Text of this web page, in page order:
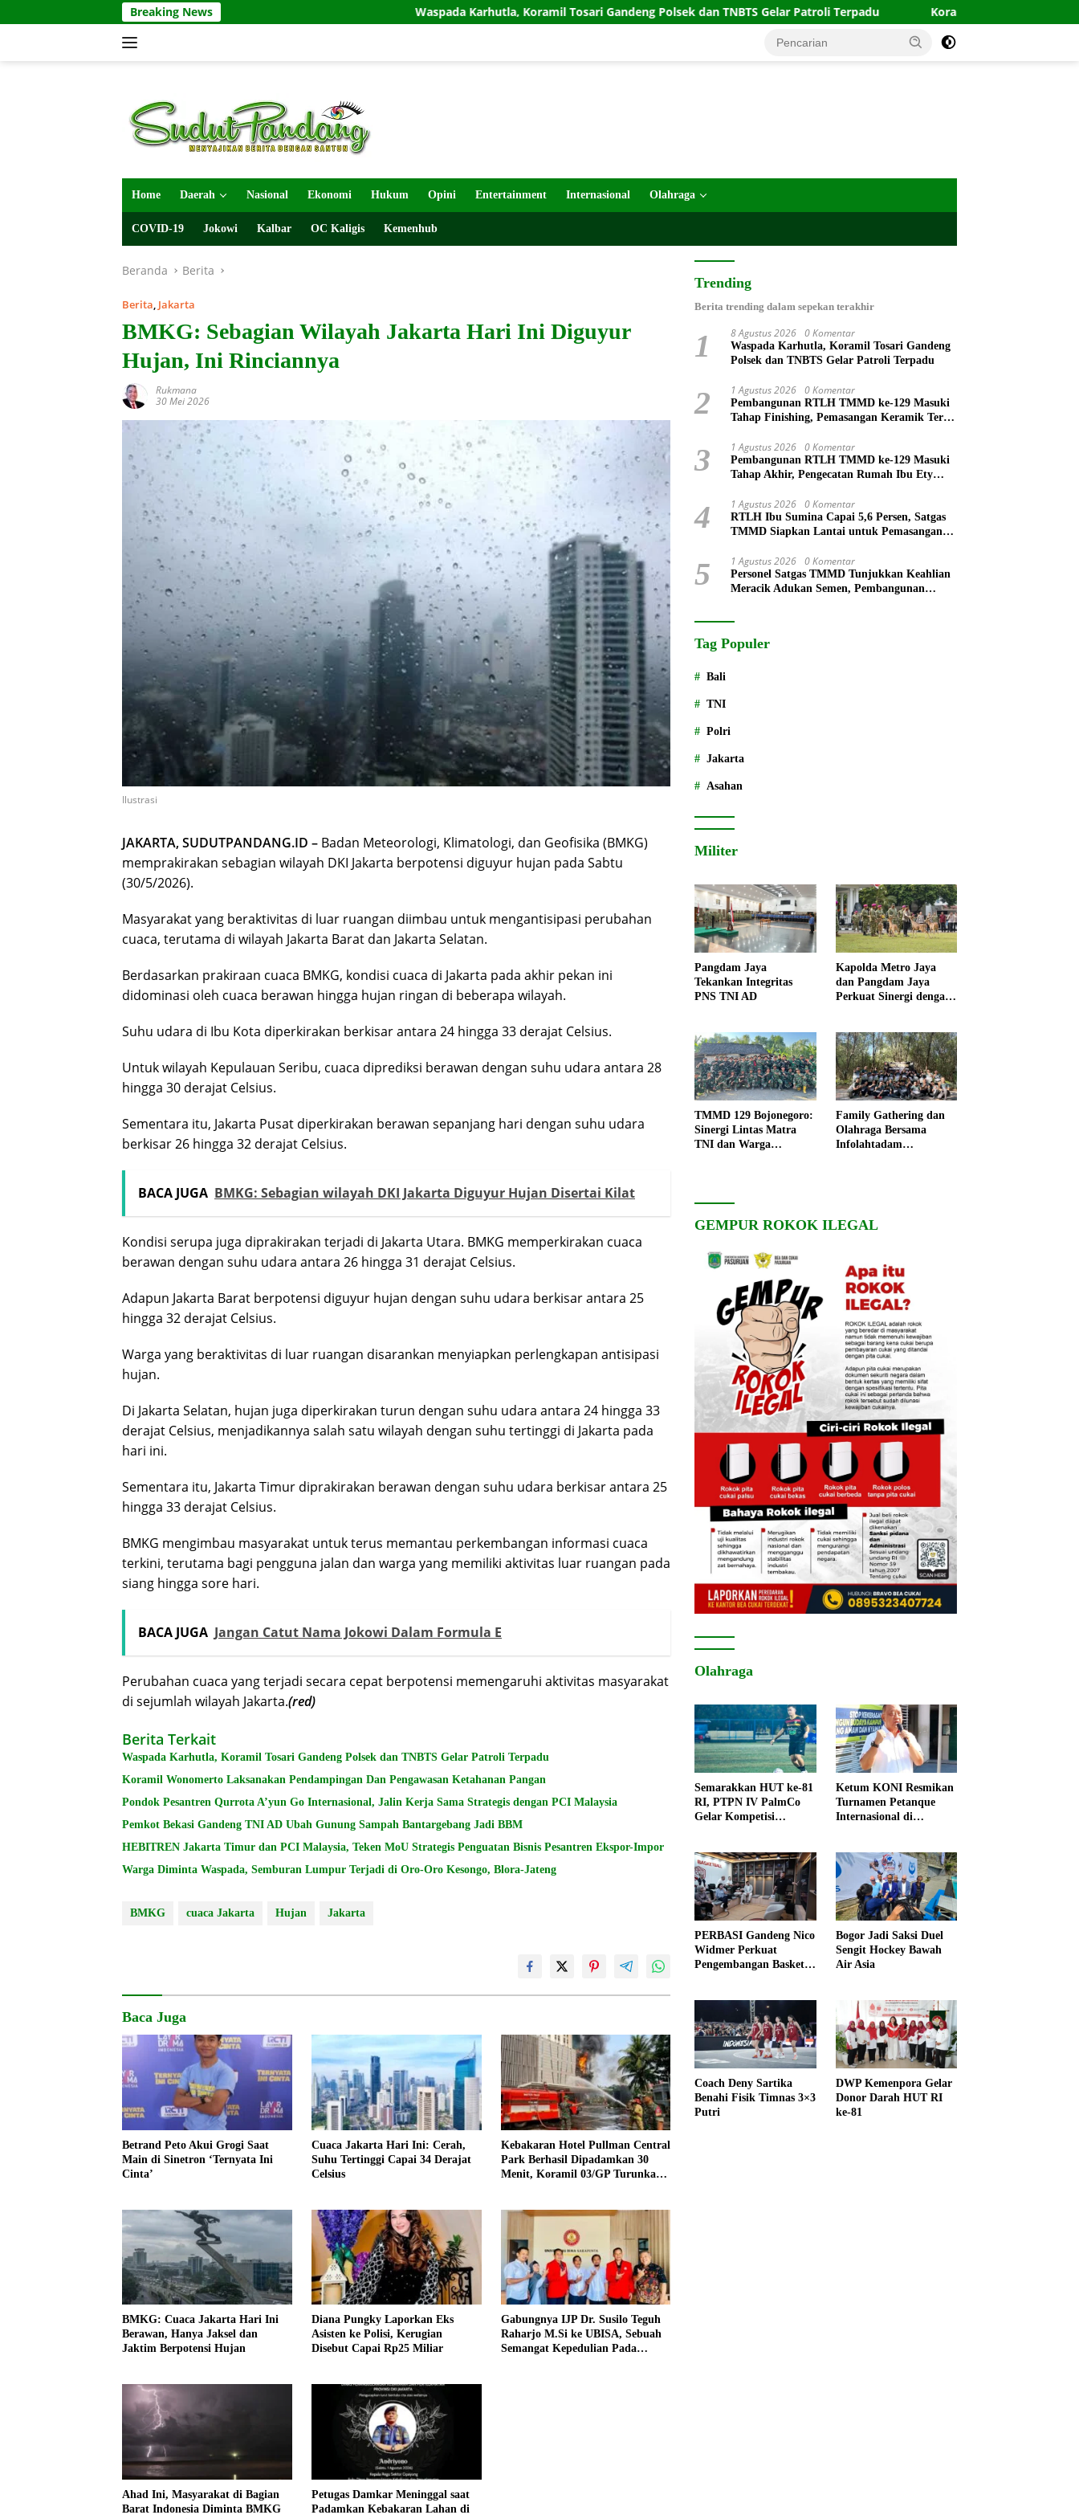
ke
Breaking News Waspada Karhutla, Koramil Tosari Gandeng Polsek dan TNBTS Gelar Patroli Terpadu Koramil Wonomerto Laksanakan
Home Daerah Nasional Ekonomi Hukum Opini Entertainment Internasional Olahraga
COVID-19 Jokowi Kalbar OC Kaligis Kemenhub
Beranda Berita
Berita, Jakarta
BMKG: Sebagian Wilayah Jakarta Hari Ini Diguyur
Hujan, Ini Rinciannya
Rukmana
30 Mei 2026
Ilustrasi
JAKARTA, SUDUTPANDANG.ID – Badan Meteorologi, Klimatologi, dan Geofisika (BMKG)
memprakirakan sebagian wilayah DKI Jakarta berpotensi diguyur hujan pada Sabtu
(30/5/2026).
Masyarakat yang beraktivitas di luar ruangan diimbau untuk mengantisipasi perubahan
cuaca, terutama di wilayah Jakarta Barat dan Jakarta Selatan.
Berdasarkan prakiraan cuaca BMKG, kondisi cuaca di Jakarta pada akhir pekan ini
didominasi oleh cuaca berawan hingga hujan ringan di beberapa wilayah.
Suhu udara di Ibu Kota diperkirakan berkisar antara 24 hingga 33 derajat Celsius.
Untuk wilayah Kepulauan Seribu, cuaca diprediksi berawan dengan suhu udara antara 28
hingga 30 derajat Celsius.
Sementara itu, Jakarta Pusat diperkirakan berawan sepanjang hari dengan suhu udara
berkisar 26 hingga 32 derajat Celsius.
BACA JUGA BMKG: Sebagian wilayah DKI Jakarta Diguyur Hujan Disertai Kilat
Kondisi serupa juga diprakirakan terjadi di Jakarta Utara. BMKG memperkirakan cuaca
berawan dengan suhu udara antara 26 hingga 31 derajat Celsius.
Adapun Jakarta Barat berpotensi diguyur hujan dengan suhu udara berkisar antara 25
hingga 32 derajat Celsius.
Warga yang beraktivitas di luar ruangan disarankan menyiapkan perlengkapan antisipasi
hujan.
Di Jakarta Selatan, hujan juga diperkirakan turun dengan suhu udara antara 24 hingga 33
derajat Celsius, menjadikannya salah satu wilayah dengan suhu tertinggi di Jakarta pada
hari ini.
Sementara itu, Jakarta Timur diprakirakan berawan dengan suhu udara berkisar antara 25
hingga 33 derajat Celsius.
BMKG mengimbau masyarakat untuk terus memantau perkembangan informasi cuaca
terkini, terutama bagi pengguna jalan dan warga yang memiliki aktivitas luar ruangan pada
siang hingga sore hari.
BACA JUGA Jangan Catut Nama Jokowi Dalam Formula E
Perubahan cuaca yang terjadi secara cepat berpotensi memengaruhi aktivitas masyarakat
di sejumlah wilayah Jakarta.(red)
Berita Terkait
Waspada Karhutla, Koramil Tosari Gandeng Polsek dan TNBTS Gelar Patroli Terpadu
Koramil Wonomerto Laksanakan Pendampingan Dan Pengawasan Ketahanan Pangan
Pondok Pesantren Qurrota A’yun Go Internasional, Jalin Kerja Sama Strategis dengan PCI Malaysia
Pemkot Bekasi Gandeng TNI AD Ubah Gunung Sampah Bantargebang Jadi BBM
HEBITREN Jakarta Timur dan PCI Malaysia, Teken MoU Strategis Penguatan Bisnis Pesantren Ekspor-Impor
Warga Diminta Waspada, Semburan Lumpur Terjadi di Oro-Oro Kesongo, Blora-Jateng
BMKG cuaca Jakarta Hujan Jakarta
Baca Juga
Betrand Peto Akui Grogi Saat
Main di Sinetron ‘Ternyata Ini
Cinta’
Cuaca Jakarta Hari Ini: Cerah,
Suhu Tertinggi Capai 34 Derajat
Celsius
Kebakaran Hotel Pullman Central
Park Berhasil Dipadamkan 30
Menit, Koramil 03/GP Turunkan
BMKG: Cuaca Jakarta Hari Ini
Berawan, Hanya Jaksel dan
Jaktim Berpotensi Hujan
Diana Pungky Laporkan Eks
Asisten ke Polisi, Kerugian
Disebut Capai Rp25 Miliar
Gabungnya IJP Dr. Susilo Teguh
Raharjo M.Si ke UBISA, Sebuah
Semangat Kepedulian Pada
Ahad Ini, Masyarakat di Bagian
Barat Indonesia Diminta BMKG
Petugas Damkar Meninggal saat
Padamkan Kebakaran Lahan di
Trending
Berita trending dalam sepekan terakhir
1 8 Agustus 2026 0 Komentar
Waspada Karhutla, Koramil Tosari Gandeng
Polsek dan TNBTS Gelar Patroli Terpadu
2 1 Agustus 2026 0 Komentar
Pembangunan RTLH TMMD ke-129 Masuki
Tahap Finishing, Pemasangan Keramik Terus
3 1 Agustus 2026 0 Komentar
Pembangunan RTLH TMMD ke-129 Masuki
Tahap Akhir, Pengecatan Rumah Ibu Ety
4 1 Agustus 2026 0 Komentar
RTLH Ibu Sumina Capai 5,6 Persen, Satgas
TMMD Siapkan Lantai untuk Pemasangan
5 1 Agustus 2026 0 Komentar
Personel Satgas TMMD Tunjukkan Keahlian
Meracik Adukan Semen, Pembangunan
Tag Populer
Bali
TNI
Polri
Jakarta
Asahan
Militer
Pangdam Jaya
Tekankan Integritas
PNS TNI AD
Kapolda Metro Jaya
dan Pangdam Jaya
Perkuat Sinergi dengan
TMMD 129 Bojonegoro:
Sinergi Lintas Matra
TNI dan Warga
Family Gathering dan
Olahraga Bersama
Infolahtadam
GEMPUR ROKOK ILEGAL
Olahraga
Semarakkan HUT ke-81
RI, PTPN IV PalmCo
Gelar Kompetisi
Ketum KONI Resmikan
Turnamen Petanque
Internasional di
PERBASI Gandeng Nico
Widmer Perkuat
Pengembangan Basket
Bogor Jadi Saksi Duel
Sengit Hockey Bawah
Air Asia
Coach Deny Sartika
Benahi Fisik Timnas 3×3
Putri
DWP Kemenpora Gelar
Donor Darah HUT RI
ke-81